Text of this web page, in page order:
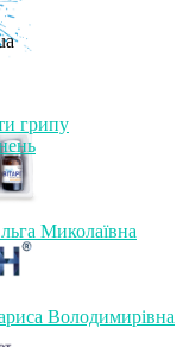
грипу
Миколаївна
Володимирівна